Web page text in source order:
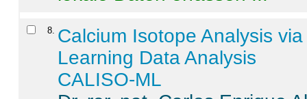
8 Calcium Isotope Analysis
Learning Data Analysis
CALISO-ML